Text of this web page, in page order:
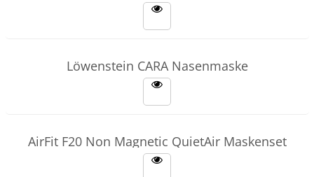
Löwenstein CARA Nasenmaske
AirFit F20 Non Magnetic QuietAir Maskenset